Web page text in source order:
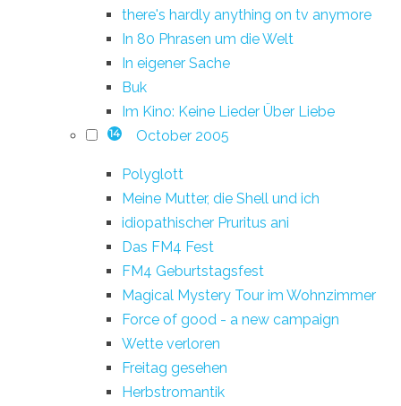
there's hardly anything on tv anymore
In 80 Phrasen um die Welt
In eigener Sache
Buk
Im Kino: Keine Lieder Über Liebe
14 October 2005
Polyglott
Meine Mutter, die Shell und ich
idiopathischer Pruritus ani
Das FM4 Fest
FM4 Geburtstagsfest
Magical Mystery Tour im Wohnzimmer
Force of good - a new campaign
Wette verloren
Freitag gesehen
Herbstromantik